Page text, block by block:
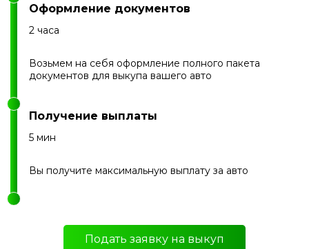
Оформление документов
2 часа
Возьмем на себя оформление полного пакета
документов для выкупа вашего авто
Получение выплаты
5 мин
Вы получите максимальную выплату за авто
Подать заявку на выкуп